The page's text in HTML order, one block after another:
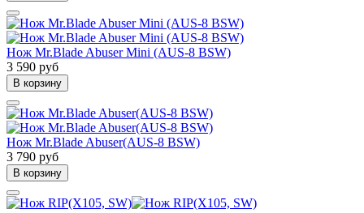
Нож Mr.Blade Abuser Mini (AUS-8 BSW)
3 590 руб
В корзину
Нож Mr.Blade Abuser(AUS-8 BSW)
3 790 руб
В корзину